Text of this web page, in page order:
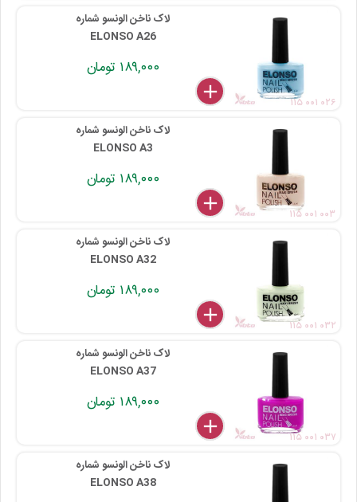
لاک ناخن الونسو شماره
ELONSO A26
۱۸۹,۰۰۰ تومان
delete
remove
add
۱۱۵ ۰۰۱ ۰۲۶
لاک ناخن الونسو شماره
ELONSO A3
۱۸۹,۰۰۰ تومان
delete
remove
add
۱۱۵ ۰۰۱ ۰۰۳
لاک ناخن الونسو شماره
ELONSO A32
۱۸۹,۰۰۰ تومان
delete
remove
add
۱۱۵ ۰۰۱ ۰۳۲
لاک ناخن الونسو شماره
ELONSO A37
۱۸۹,۰۰۰ تومان
delete
remove
add
۱۱۵ ۰۰۱ ۰۳۷
لاک ناخن الونسو شماره
ELONSO A38